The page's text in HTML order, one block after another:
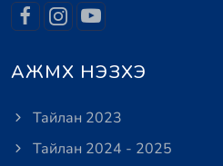
АЖМХ НЭЗХЭ
Тайлан 2023
Тайлан 2024 - 2025